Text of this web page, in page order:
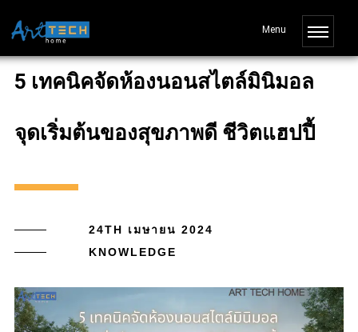
5 เทคนิคจัดห้องนอนสไตล์มินิมอล
จุดเริ่มต้นของสุขภาพดี ชีวิตแฮปปี้
24TH เมษายน 2024
KNOWLEDGE